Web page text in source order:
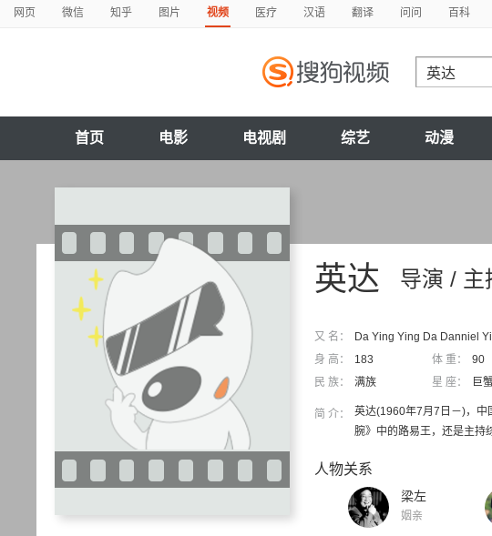
网页 微信 知乎 图片 视频 医疗 汉语 翻译 问问 百科
首页 电影 电视剧 综艺 动漫
导演 / 主
英达
又 名： Da Ying Ying Da Danniel
身 高：
183 体 重：
90
民 族：
满族 星 座： 巨
简 介：
英达(1960年7月7日－)，中
腕》中的路易王，还是主持
人物关系
梁左
姻亲